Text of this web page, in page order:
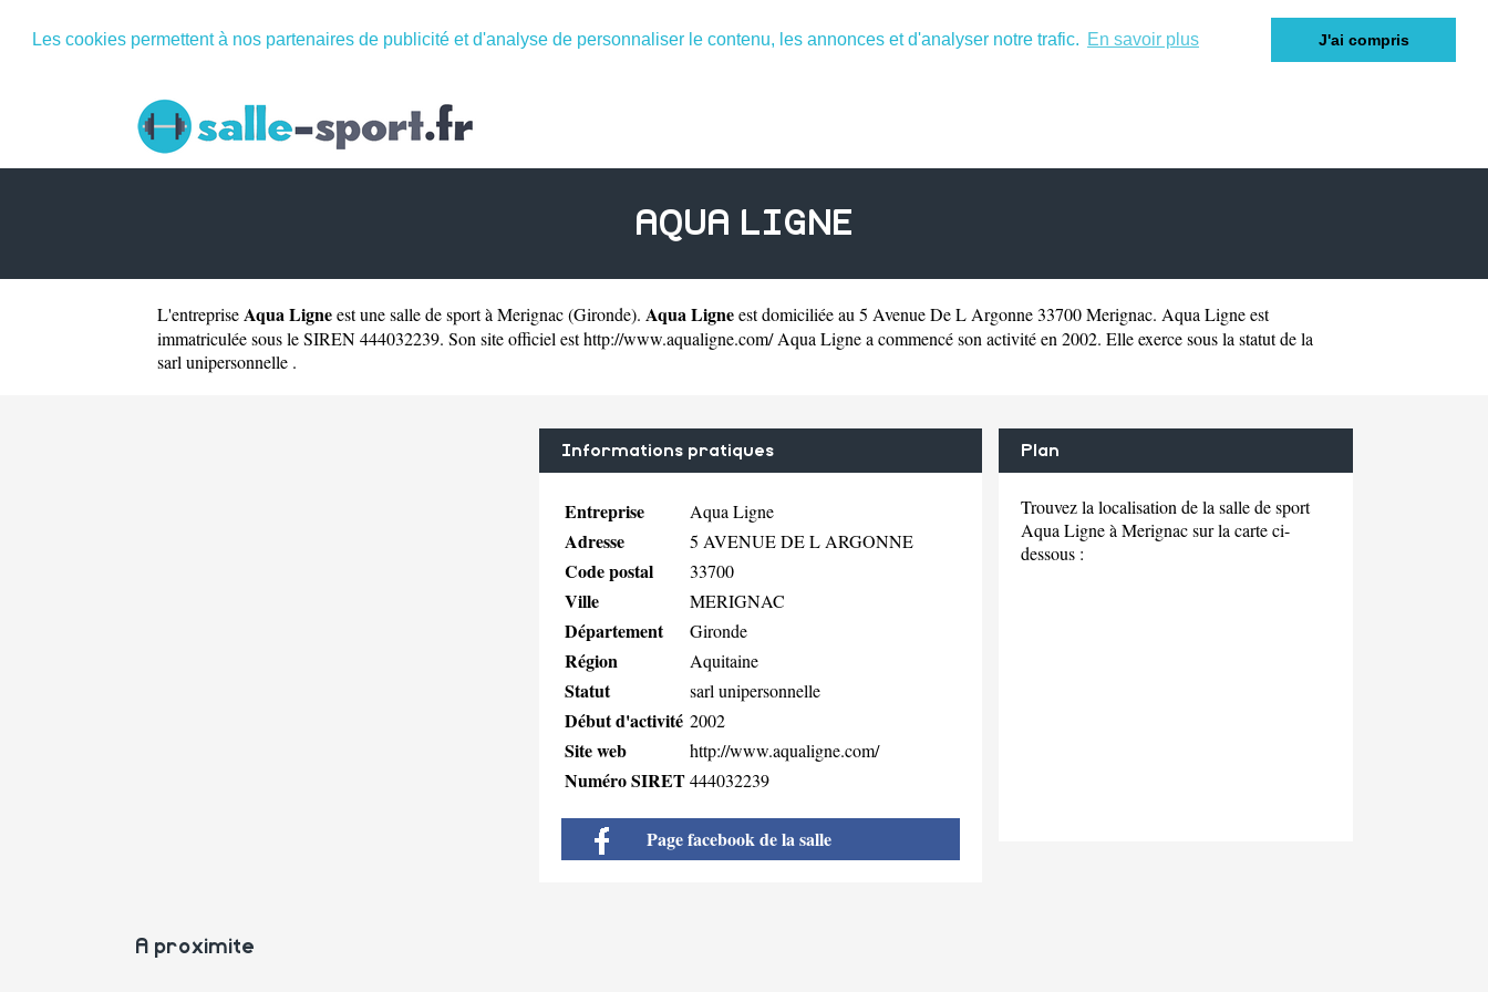
Les cookies permettent à nos partenaires de publicité et d'analyse de personnaliser le contenu, les annonces et d'analyser notre trafic. En savoir plus J'ai compris
AQUA LIGNE
L'entreprise Aqua Ligneest unesalle de sport à Merignac(Gironde). Aqua Ligneest domiciliée au 5 Avenue De L Argonne 33700 Merignac. Aqua Ligne est
immatriculée sous le SIREN 444032239. Son site officiel esthttp://www.aqualigne.com/Aqua Ligne a commencé son activité en 2002. Elle exerce sous la statut de la
sarl unipersonnelle .
Informations pratiques
Entreprise Aqua Ligne
Adresse 5 AVENUE DE L ARGONNE
Code postal 33700
Ville MERIGNAC
Département Gironde
Région Aquitaine
Statut sarl unipersonnelle
Début d'activité 2002
Site web http://www.aqualigne.com/
Numéro SIRET444032239
Page facebook de la salle
Plan
Trouvez la localisation de la salle de sport
Aqua Ligne à Merignac sur la carte ci-
dessous :
A proximite